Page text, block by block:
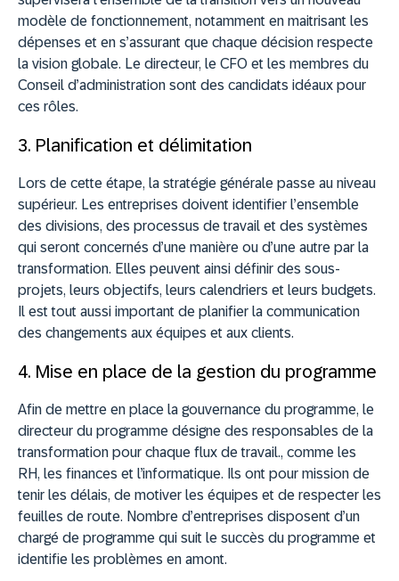
modèle de fonctionnement, notamment en maitrisant les
dépenses et en s’assurant que chaque décision respecte
la vision globale. Le directeur, le CFO et les membres du
Conseil d’administration sont des candidats idéaux pour
ces rôles.
3. Planification et délimitation
Lors de cette étape, la stratégie générale passe au niveau
supérieur. Les entreprises doivent identifier l’ensemble
des divisions, des processus de travail et des systèmes
qui seront concernés d’une manière ou d’une autre par la
transformation. Elles peuvent ainsi définir des sous-
projets, leurs objectifs, leurs calendriers et leurs budgets.
Il est tout aussi important de planifier la communication
des changements aux équipes et aux clients.
4. Mise en place de la gestion du programme
Afin de mettre en place la gouvernance du programme, le
directeur du programme désigne des responsables de la
transformation pour chaque flux de travail., comme les
RH, les finances et l’informatique. Ils ont pour mission de
tenir les délais, de motiver les équipes et de respecter les
feuilles de route. Nombre d’entreprises disposent d’un
chargé de programme qui suit le succès du programme et
identifie les problèmes en amont.